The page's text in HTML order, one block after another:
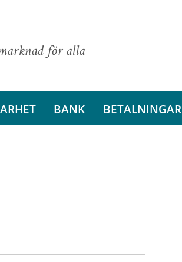
för alla
BANK BETALNINGAR